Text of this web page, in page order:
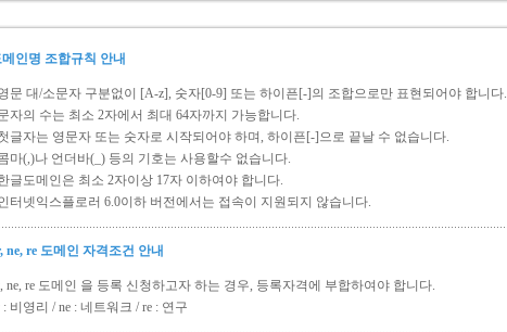
메인명 조합규칙 안내
문 대/소문자 구분없이 [A-z], 숫자[0-9] 또는 하이픈[-]의 조합으로만 표현되어야 합니다.
자의 수는 최소 2자에서 최대 64자까지 가능합니다.
글자는 영문자 또는 숫자로 시작되어야 하며, 하이픈[-]으로 끝날 수 없습니다.
마(,)나 언더바(_) 등의 기호는 사용할수 없습니다.
글도메인은 최소 2자이상 17자 이하여야 합니다.
터넷익스플로러 6.0이하 버전에서는 접속이 지원되지 않습니다.
ne, re 도메인 자격조건 안내
ne, re 도메인 을 등록 신청하고자 하는 경우, 등록자격에 부합하여야 합니다.
: 비영리 / ne : 네트워크 / re : 연구